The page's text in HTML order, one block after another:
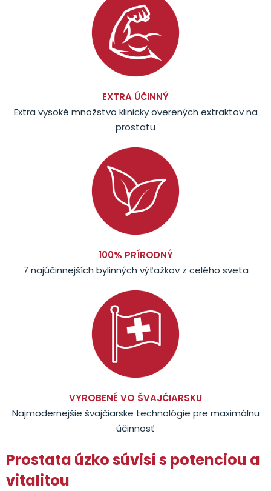
EXTRA ÚČINNÝ
Extra vysoké množstvo klinicky overených extraktov na
prostatu
100% PRÍRODNÝ
7 najúčinnejších bylinných výťažkov z celého sveta
VYROBENÉ VO ŠVAJČIARSKU
Najmodernejšie švajčiarske technológie pre maximálnu
účinnosť
Prostata úzko súvisí s potenciou a
vitalitou